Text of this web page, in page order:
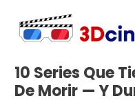
10 Series Que
De Morir — Y